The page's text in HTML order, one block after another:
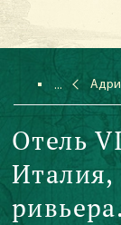
Отель
Италия,